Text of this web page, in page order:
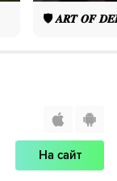
🛡️ 𝑨𝑹𝑻 𝑶𝑭
На сайт